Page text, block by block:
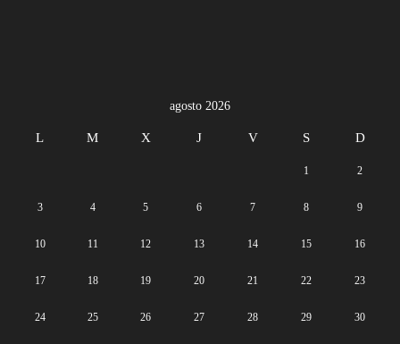
agosto 2026
L M X J V S D
1 2
3 4 5 6 7 8 9
10 11 12 13 14 15 16
17 18 19 20 21 22 23
24 25 26 27 28 29 30